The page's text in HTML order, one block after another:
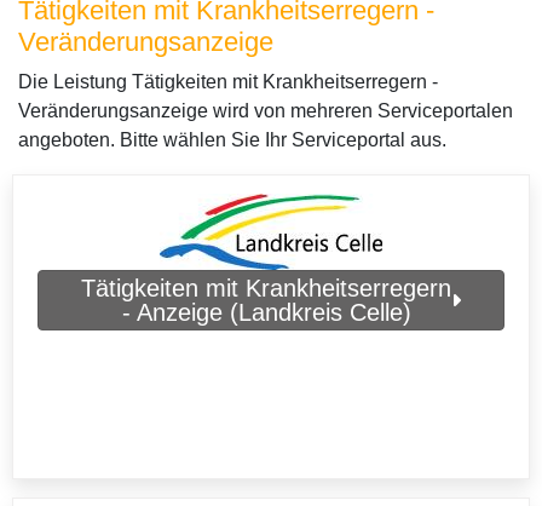
Tätigkeiten mit Krankheitserregern -
Veränderungsanzeige
Die Leistung Tätigkeiten mit Krankheitserregern -
Veränderungsanzeige wird von mehreren Serviceportalen
angeboten. Bitte wählen Sie Ihr Serviceportal aus.
Tätigkeiten mit Krankheitserregern
- Anzeige (Landkreis Celle)